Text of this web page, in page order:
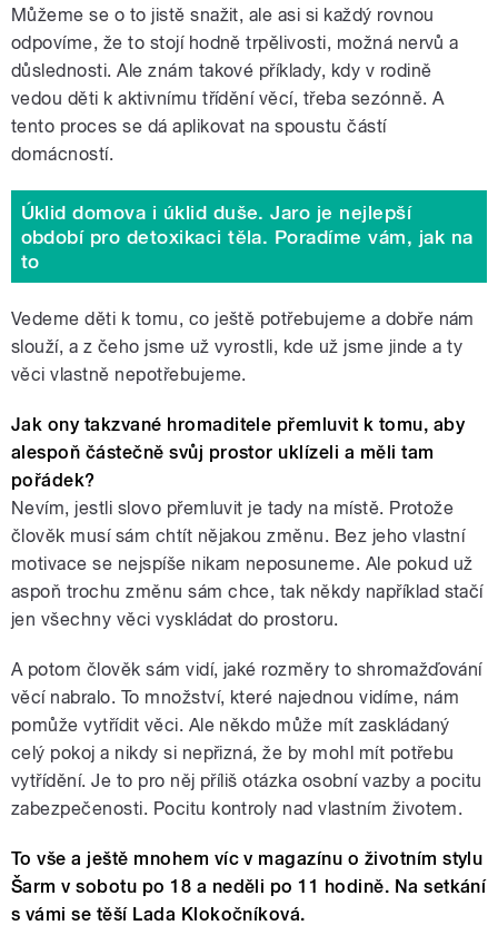
Můžeme se o to jistě snažit, ale asi si každý rovnou
odpovíme, že to stojí hodně trpělivosti, možná nervů a
důslednosti. Ale znám takové příklady, kdy v rodině
vedou děti k aktivnímu třídění věcí, třeba sezónně. A
tento proces se dá aplikovat na spoustu částí
domácností.
Úklid domova i úklid duše. Jaro je nejlepší
období pro detoxikaci těla. Poradíme vám, jak na
to
Vedeme děti k tomu, co ještě potřebujeme a dobře nám
slouží, a z čeho jsme už vyrostli, kde už jsme jinde a ty
věci vlastně nepotřebujeme.
Jak ony takzvané hromaditele přemluvit k tomu, aby
alespoň částečně svůj prostor uklízeli a měli tam
pořádek?
Nevím, jestli slovo přemluvit je tady na místě. Protože
člověk musí sám chtít nějakou změnu. Bez jeho vlastní
motivace se nejspíše nikam neposuneme. Ale pokud už
aspoň trochu změnu sám chce, tak někdy například stačí
jen všechny věci vyskládat do prostoru.
A potom člověk sám vidí, jaké rozměry to shromažďování
věcí nabralo. To množství, které najednou vidíme, nám
pomůže vytřídit věci. Ale někdo může mít zaskládaný
celý pokoj a nikdy si nepřizná, že by mohl mít potřebu
vytřídění. Je to pro něj příliš otázka osobní vazby a pocitu
zabezpečenosti. Pocitu kontroly nad vlastním životem.
To vše a ještě mnohem víc v magazínu o životním stylu
Šarm v sobotu po 18 a neděli po 11 hodině. Na setkání
s vámi se těší Lada Klokočníková.